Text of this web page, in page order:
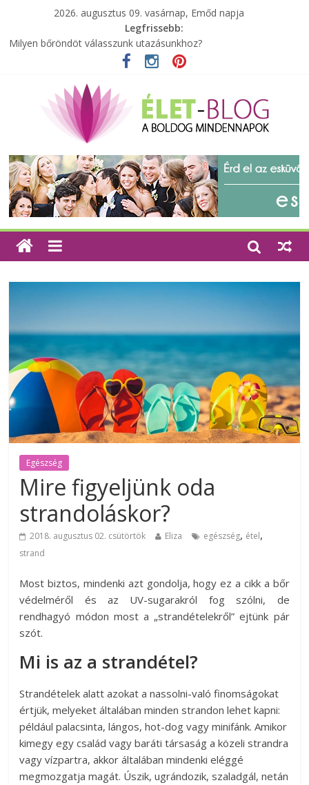
2026. augusztus 09. vasárnap, Emőd napja
Legfrissebb:
Milyen bőröndöt válasszunk utazásunkhoz?
Elérhető zöld energia mindenki számára
Különleges tömörfa ládák Indiából
A zöld forradalom: A mosó- és parfümtermékek környezetbarát
szempontjainak erősítése
Egészség
Mire figyeljünk oda
strandoláskor?
2018. augusztus 02. csütörtök Eliza egészség, étel,
strand
Most biztos, mindenki azt gondolja, hogy ez a cikk a bőr
védelméről és az UV-sugarakról fog szólni, de
rendhagyó módon most a „strandételekről” ejtünk pár
szót.
Mi is az a strandétel?
Strandételek alatt azokat a nassolni-való finomságokat
értjük, melyeket általában minden strandon lehet kapni:
például palacsinta, lángos, hot-dog vagy minifánk. Amikor
kimegy egy család vagy baráti társaság a közeli strandra
vagy vízpartra, akkor általában mindenki eléggé
megmozgatja magát. Úszik, ugrándozik, szaladgál, netán